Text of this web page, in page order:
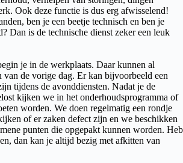
Ook deze functie is dus erg afwisselend!
ben je een beetje technisch en ben je
Dan is de technische dienst zeker een leuk
je in de werkplaats. Daar kunnen al
van de vorige dag. Er kan bijvoorbeeld een
tijdens de avonddiensten. Nadat je de
kijken we in het onderhoudsprogramma of
worden. We doen regelmatig een rondje
of er zaken defect zijn en we beschikken
punten die opgepakt kunnen worden. Heb
dan kan je altijd bezig met afkitten van